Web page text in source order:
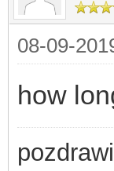
08-09-
how